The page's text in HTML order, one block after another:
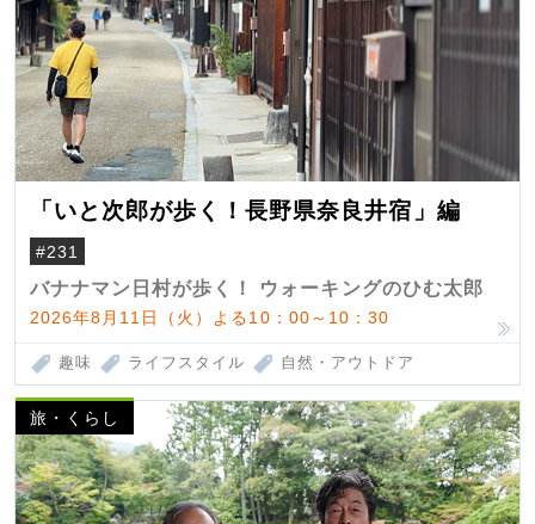
「いと次郎が歩く！長野県奈良井宿」編
#231
バナナマン日村が歩く！ ウォーキングのひむ太郎
2026年8月11日（火）よる10：00～10：30
趣味 ライフスタイル 自然・アウトドア
旅・くらし